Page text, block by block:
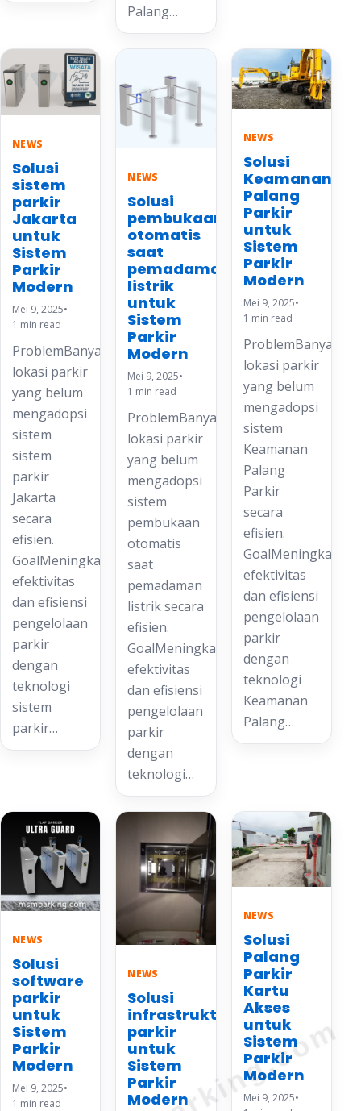
Palang…
NEWS
Solusi
sistem
parkir
Jakarta
untuk
Sistem
Parkir
Modern
Mei 9, 2025•
1 min read
ProblemBanyak
lokasi parkir
yang belum
mengadopsi
sistem
sistem
parkir
Jakarta
secara
efisien.
GoalMeningkatkan
efektivitas
dan efisiensi
pengelolaan
parkir
dengan
teknologi
sistem
parkir…
NEWS
Solusi
pembukaan
otomatis
saat
pemadaman
listrik
untuk
Sistem
Parkir
Modern
Mei 9, 2025•
1 min read
ProblemBanyak
lokasi parkir
yang belum
mengadopsi
sistem
pembukaan
otomatis
saat
pemadaman
listrik secara
efisien.
GoalMeningkatkan
efektivitas
dan efisiensi
pengelolaan
parkir
dengan
teknologi…
NEWS
Solusi
Keamanan
Palang
Parkir
untuk
Sistem
Parkir
Modern
Mei 9, 2025•
1 min read
ProblemBanyak
lokasi parkir
yang belum
mengadopsi
sistem
Keamanan
Palang
Parkir
secara
efisien.
GoalMeningkatkan
efektivitas
dan efisiensi
pengelolaan
parkir
dengan
teknologi
Keamanan
Palang…
NEWS
Solusi
software
parkir
untuk
Sistem
Parkir
Modern
Mei 9, 2025•
1 min read
NEWS
Solusi
infrastruktur
parkir
untuk
Sistem
Parkir
Modern
NEWS
Solusi
Palang
Parkir
Kartu
Akses
untuk
Sistem
Parkir
Modern
Mei 9, 2025•